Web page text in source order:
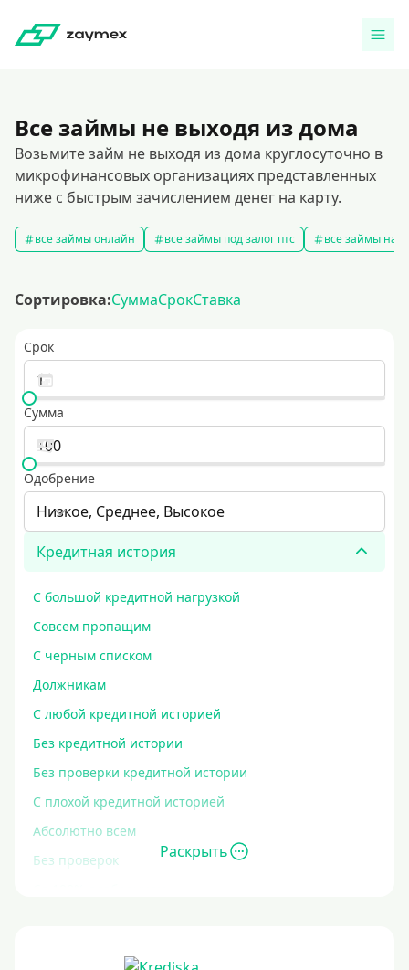
Все займы не выходя из дома
Возьмите займ не выходя из дома круглосуточно в
микрофинансовых организациях представленных
ниже с быстрым зачислением денег на карту.
все займы онлайн все займы под залог птс все займы на
Сортировка:СуммаСрокСтавка
Срок
Сумма
Одобрение
Низкое, Среднее, Высокое
Кредитная история
С большой кредитной нагрузкой
Совсем пропащим
С черным списком
Должникам
С любой кредитной историей
Без кредитной истории
Без проверки кредитной истории
С плохой кредитной историей
Абсолютно всем
Без проверок
Раскрыть